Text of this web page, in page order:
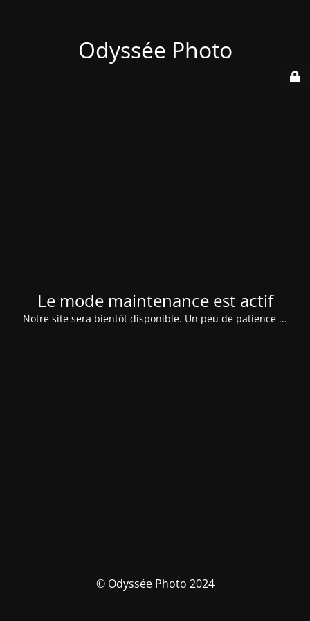
Odyssée Photo
Le mode maintenance est actif
Notre site sera bientôt disponible. Un peu de patience ...
© Odyssée Photo 2024